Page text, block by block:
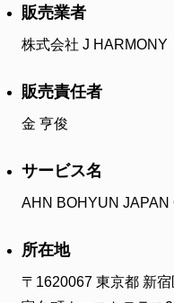
PROFILE
プロフィール
イベント
MEMBERSHIP
メンバーシップ
FANCLUB
ビデオ
販売業者
株式会社 J HARMONY
販売責任者
金 亨俊
サービス名
AHN BOHYUN JAPAN
所在地
〒1620067 東京都 新